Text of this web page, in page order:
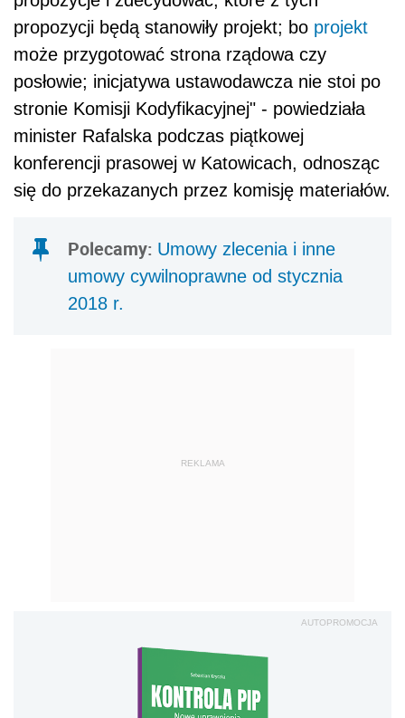
propozycji będą stanowiły projekt; bo projekt
może przygotować strona rządowa czy
posłowie; inicjatywa ustawodawcza nie stoi po
stronie Komisji Kodyfikacyjnej" - powiedziała
minister Rafalska podczas piątkowej
konferencji prasowej w Katowicach, odnosząc
się do przekazanych przez komisję materiałów.
Polecamy: Umowy zlecenia i inne
umowy cywilnoprawne od stycznia
2018 r.
REKLAMA
AUTOPROMOCJA